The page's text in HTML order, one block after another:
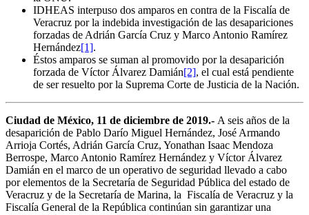
IDHEAS interpuso dos amparos en contra de la Fiscalía de
Veracruz por la indebida investigación de las desapariciones
forzadas de Adrián García Cruz y Marco Antonio Ramírez
Hernández[1].
Éstos amparos se suman al promovido por la desaparición
forzada de Víctor Álvarez Damián[2], el cual está pendiente
de ser resuelto por la Suprema Corte de Justicia de la Nación.
Ciudad de México, 11 de diciembre de 2019.- A seis años de la
desaparición de Pablo Darío Miguel Hernández, José Armando
Arrioja Cortés, Adrián García Cruz, Yonathan Isaac Mendoza
Berrospe, Marco Antonio Ramírez Hernández y Víctor Álvarez
Damián en el marco de un operativo de seguridad llevado a cabo
por elementos de la Secretaría de Seguridad Pública del estado de
Veracruz y de la Secretaría de Marina, la Fiscalía de Veracruz y la
Fiscalía General de la República continúan sin garantizar una